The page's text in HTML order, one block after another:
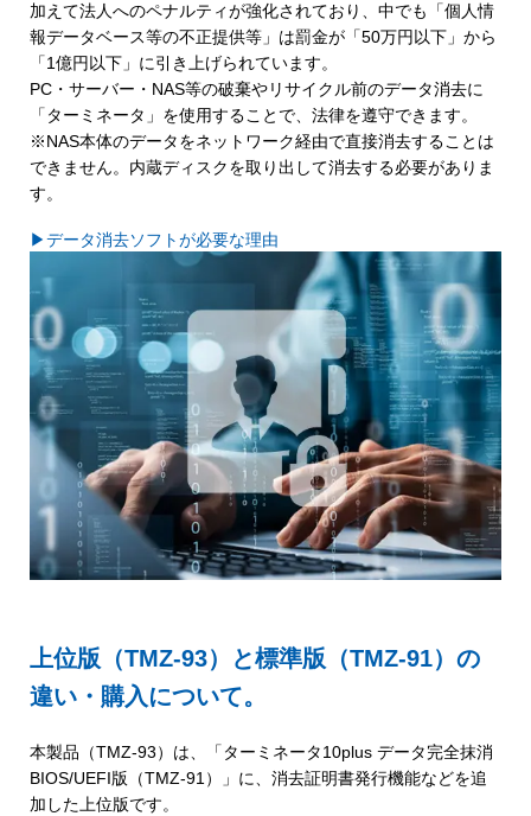
加えて法人へのペナルティが強化されており、中でも「個人情
報データベース等の不正提供等」は罰金が「50万円以下」から
「1億円以下」に引き上げられています。
PC・サーバー・NAS等の破棄やリサイクル前のデータ消去に
「ターミネータ」を使用することで、法律を遵守できます。
※NAS本体のデータをネットワーク経由で直接消去することは
できません。内蔵ディスクを取り出して消去する必要がありま
す。
▶データ消去ソフトが必要な理由
上位版（TMZ-93）と標準版（TMZ-91）の
違い・購入について。
本製品（TMZ-93）は、「ターミネータ10plus データ完全抹消
BIOS/UEFI版（TMZ-91）」に、消去証明書発行機能などを追
加した上位版です。